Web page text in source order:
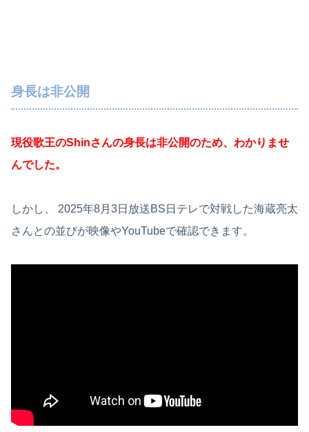
身長は非公開
現役歌王のShinさんの身長は非公開のため、わかりませ
んでした。
しかし、 2025年8月3日放送BS日テレで対戦した海蔵亮太
さんとの並びが映像やYouTubeで確認できます。